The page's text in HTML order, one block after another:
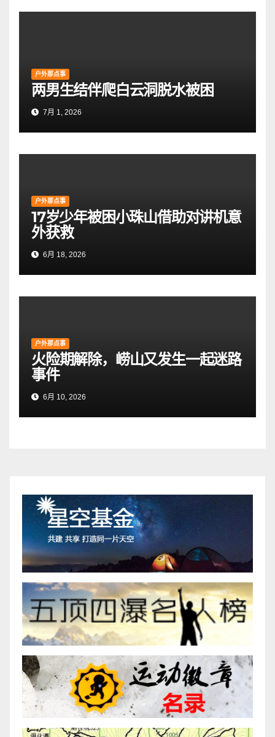
户外那点事
两男生结伴爬白云洞脱水被困
7月 1, 2026
户外那点事
17岁少年被困小珠山借助对讲机意
外获救
6月 18, 2026
户外那点事
火险期解除，崂山又发生一起迷路
事件
6月 10, 2026